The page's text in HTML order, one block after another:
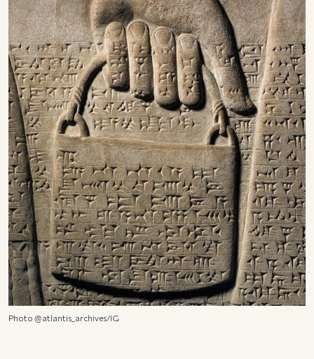
Photo @atlantis _archives/IG